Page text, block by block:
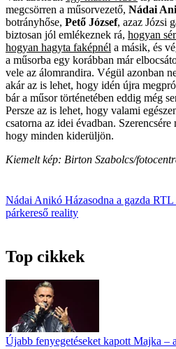
megcsörren a műsorvezető, Nádai
botrányhőse, Pető József, azaz Józsi
biztosan jól emlékeznek rá, hogyan
hogyan hagyta faképnél a másik, és
a műsorba egy korábban már
vele az álomrandira. Végül azonban
akár az is lehet, hogy idén újra
bár a műsor történetében eddig még
Persze az is lehet, hogy valami
csatorna az idei évadban.
hogy minden kiderüljön.
Kiemelt kép: Birton Szabolcs/
Nádai Anikó Házasodna a gazda RTL
párkereső reality
Top cikkek
Újabb fenyegetéseket kapott Majka –